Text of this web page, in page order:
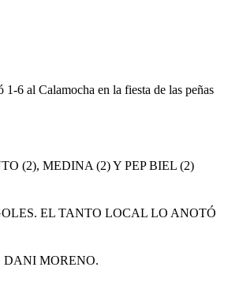
1-6 al Calamocha en la fiesta de las peñas
(2), MEDINA (2) Y PEP BIEL (2)
EL TANTO LOCAL LO ANOTÓ
DANI MORENO.